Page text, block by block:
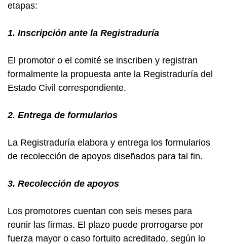
etapas:
1. Inscripción ante la Registraduría
El promotor o el comité se inscriben y registran
formalmente la propuesta ante la Registraduría del
Estado Civil correspondiente.
2. Entrega de formularios
La Registraduría elabora y entrega los formularios
de recolección de apoyos diseñados para tal fin.
3. Recolección de apoyos
Los promotores cuentan con seis meses para
reunir las firmas. El plazo puede prorrogarse por
fuerza mayor o caso fortuito acreditado, según lo